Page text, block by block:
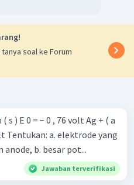
soal ke Forum
berfungsi sebagai katode dan anode, b. besar pot...
Jawaban terverifikasi